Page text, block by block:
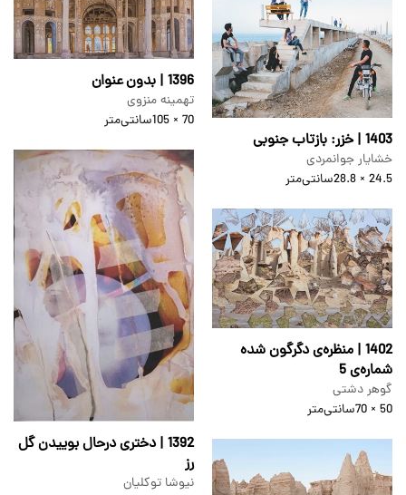
1396 | بدون عنوان
تهمینه منزوی
70 × 105
سانتی‌متر
1403 | خزر: بازتاب جنوبی
خشایار جوانمردی
24.5 × 28.8
سانتی‌متر
1392 | دختری درحال بوییدن گل
رز
نیوشا توکلیان
1402 | منظره‌ی دگرگون شده
شماره‌ی 5
گوهر دشتی
50 × 70
سانتی‌متر